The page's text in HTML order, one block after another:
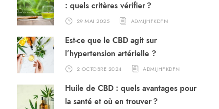
: quels critères vérifier ?
29 MAI 2025 ADMIJHFKDFN
Est-ce que le CBD agit sur
l’hypertension artérielle ?
2 OCTOBRE 2024 ADMIJHFKDFN
Huile de CBD : quels avantages pour
la santé et où en trouver ?